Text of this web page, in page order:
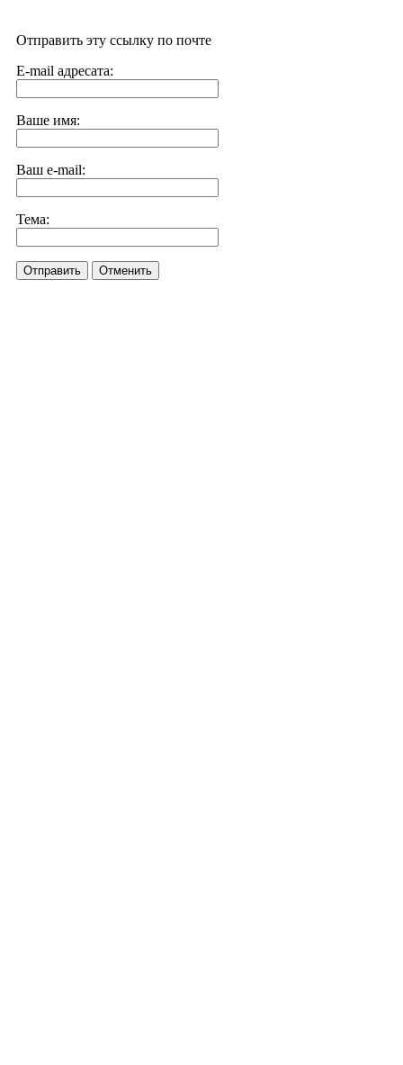
Отправить эту ссылку по почте
E-mail адресата:
Ваше имя:
Ваш e-mail:
Тема:
Отправить Отменить